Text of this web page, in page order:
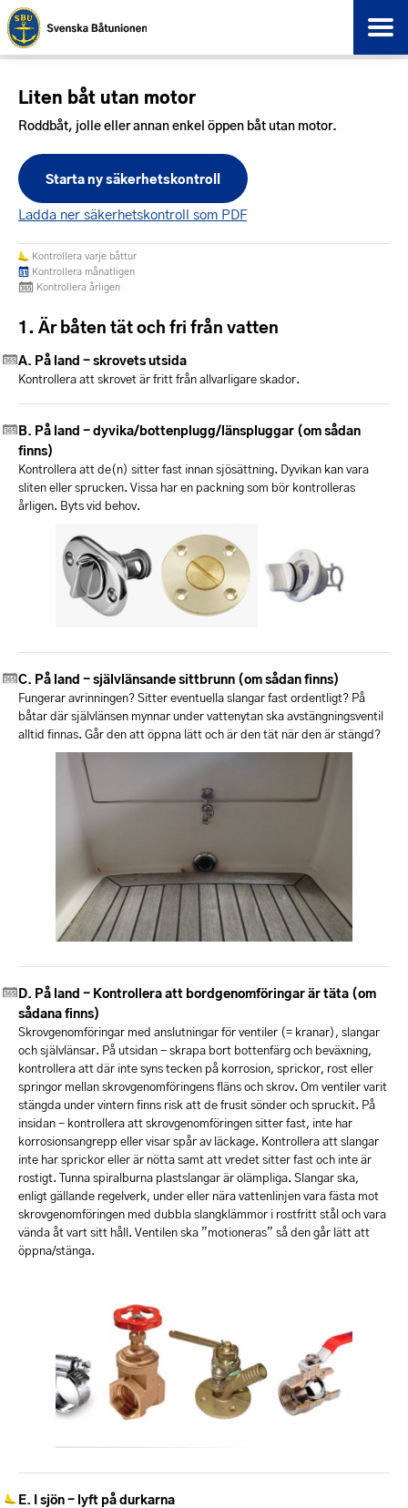
Liten båt utan motor
Roddbåt, jolle eller annan enkel öppen båt utan motor.
Starta ny säkerhetskontroll
Ladda ner säkerhetskontroll som PDF
Kontrollera varje båttur
Kontrollera månatligen
Kontrollera årligen
Är båten tät och fri från vatten
På land - skrovets utsida
Kontrollera att skrovet är fritt från allvarligare skador.
På land - dyvika/bottenplugg/länspluggar (om sådan
finns)
Kontrollera att de(n) sitter fast innan sjösättning. Dyvikan kan vara
sliten eller sprucken. Vissa har en packning som bör kontrolleras
årligen. Byts vid behov.
På land - självlänsande sittbrunn (om sådan finns)
Fungerar avrinningen? Sitter eventuella slangar fast ordentligt? På
båtar där självlänsen mynnar under vattenytan ska avstängningsventil
alltid finnas. Går den att öppna lätt och är den tät när den är stängd?
På land - Kontrollera att bordgenomföringar är täta (om
sådana finns)
Skrovgenomföringar med anslutningar för ventiler (= kranar), slangar
och självlänsar. På utsidan - skrapa bort bottenfärg och beväxning,
kontrollera att där inte syns tecken på korrosion, sprickor, rost eller
springor mellan skrovgenomföringens fläns och skrov. Om ventiler varit
stängda under vintern finns risk att de frusit sönder och spruckit. På
insidan - kontrollera att skrovgenomföringen sitter fast, inte har
korrosionsangrepp eller visar spår av läckage. Kontrollera att slangar
inte har sprickor eller är nötta samt att vredet sitter fast och inte är
rostigt. Tunna spiralburna plastslangar är olämpliga. Slangar ska,
enligt gällande regelverk, under eller nära vattenlinjen vara fästa mot
skrovgenomföringen med dubbla slangklämmor i rostfritt stål och vara
vända åt vart sitt håll. Ventilen ska ”motioneras” så den går lätt att
öppna/stänga.
I sjön - lyft på durkarna